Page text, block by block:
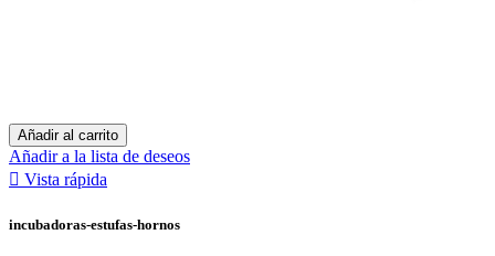
Añadir al carrito
Añadir a la lista de deseos
 Vista rápida
incubadoras-estufas-hornos